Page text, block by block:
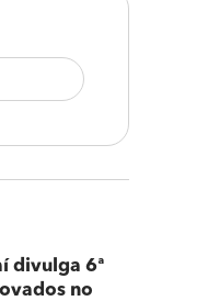
divulga 6ª
no